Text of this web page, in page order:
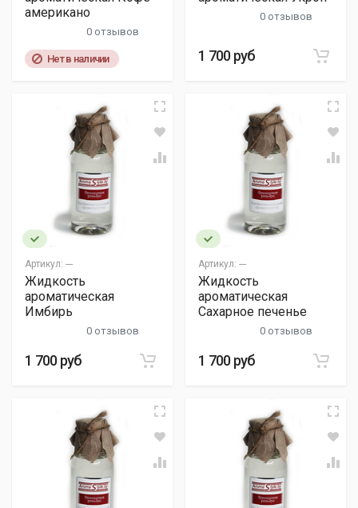
американо
0 отзывов
Нет в наличии
0 отзывов
1 700 руб
Артикул: ---
Жидкость
ароматическая
Имбирь
0 отзывов
1 700 руб
Артикул: ---
Жидкость
ароматическая
Сахарное печенье
0 отзывов
1 700 руб